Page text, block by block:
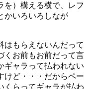
を）構える横で、レフ
かいろいろしなが
もらえないんだって
くお前もお前だって言
ギャラって払われない
けど・・・だからペー
くらってギャラが払わ